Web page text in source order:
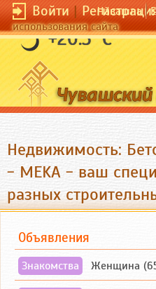
Войти|
использования сайта
Чӑвашла
+20.3 °C
Недвижимость:
- MEKA - ваш
разных
Объявления
Знакомства Женщина (65 -162-63) желает